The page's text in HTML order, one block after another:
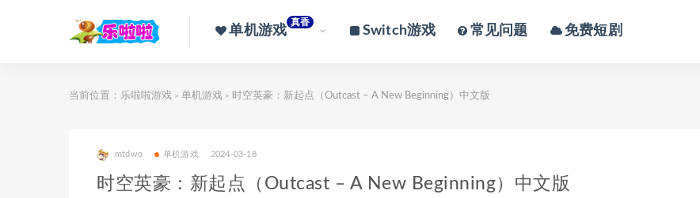
单机游戏
真香
Switch游戏 常见问题 免费短剧
当前位置： 乐啦啦游戏 > 单机游戏 > 时空英豪：新起点（Outcast – A New Beginning）中文版
mtdwo 单机游戏 2024-03-18
时空英豪：新起点（Outcast – A New Beginning）中文版